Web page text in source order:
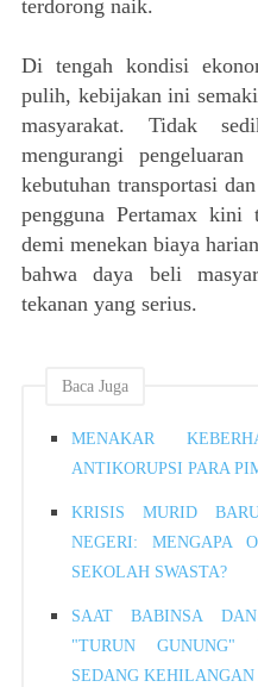
terdorong naik.
Di tengah kondisi
pulih, kebijakan ini
masyarakat. Tidak
mengurangi
kebutuhan transportasi
pengguna Pertamax kini
demi menekan biaya
bahwa daya beli
tekanan yang serius.
Baca Juga
MENAKAR
ANTIKORUPSI PARA
KRISIS MURID
NEGERI: MENGAPA
SEKOLAH SWASTA?
SAAT BABINSA
"TURUN
SEDANG KEHILANGAN